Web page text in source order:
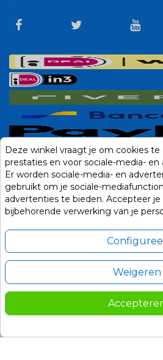
Deze winkel vraagt je om cookies
prestaties en voor sociale-media-
Er worden sociale-media- en
gebruikt om je sociale-
advertenties te bieden. Accepteer
bijbehorende verwerking van je
Weigeren